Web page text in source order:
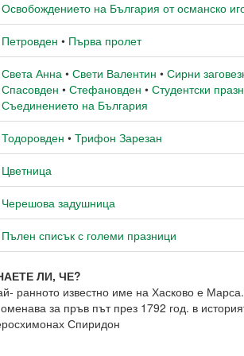
Освобождението на България от османско
Петровден • Първа пролет
Света Анна • Свети Валентин • Сирни
Спасовден • Стефановден • Студентски
Съединението на България
Тодоровден • Трифон Зарезан
Цветница
Черешова задушница
Пълен списък с големи празници
ЛИ, ЧЕ?
ранното известно име на Хасково е
за пръв път през 1792 год. в
Спиридон